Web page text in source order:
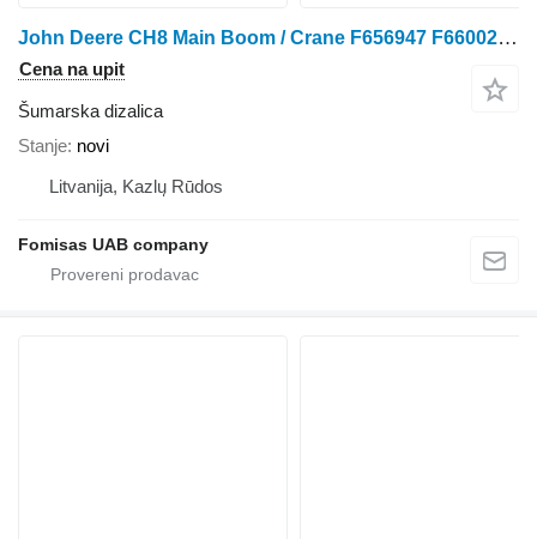
John Deere CH8 Main Boom / Crane F656947 F660024 F623453
Cena na upit
Šumarska dizalica
Stanje novi
Litvanija, Kazlų Rūdos
Fomisas UAB company